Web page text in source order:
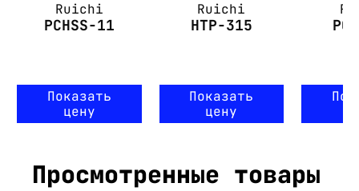
Ruichi
PCHSS-11
Показать
цену
Ruichi
HTP-315
Показать
цену
Просмотренные товары